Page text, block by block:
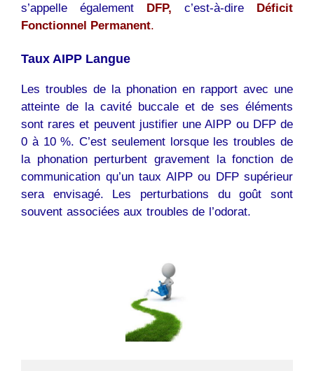
s’appelle également
DFP, c’est-à-dire Déficit
Fonctionnel Permanent.
Taux AIPP Langue
Les troubles de la phonation en rapport avec une
atteinte de la cavité buccale et de ses éléments
sont rares et peuvent justifier une AIPP ou DFP de
0 à 10 %. C’est seulement lorsque les troubles de
la phonation perturbent gravement la fonction de
communication qu’un taux AIPP ou DFP supérieur
sera envisagé. Les perturbations du goût sont
souvent associées aux troubles de l’odorat.